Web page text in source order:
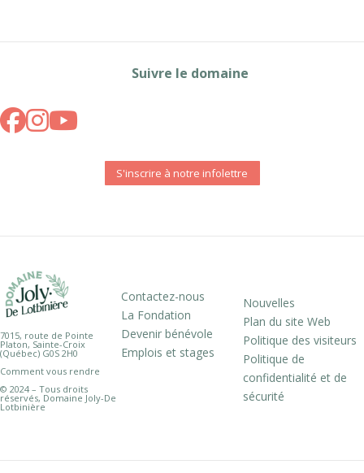
Suivre le domaine
S'inscrire à notre infolettre
7015, route de Pointe
Platon, Sainte-Croix
(Québec) G0S 2H0
Comment vous rendre
© 2024 – Tous droits
réservés, Domaine Joly-De
Lotbinière
Contactez-nous
La Fondation
Devenir bénévole
Emplois et stages
Nouvelles
Plan du site Web
Politique des visiteurs
Politique de
confidentialité et de
sécurité